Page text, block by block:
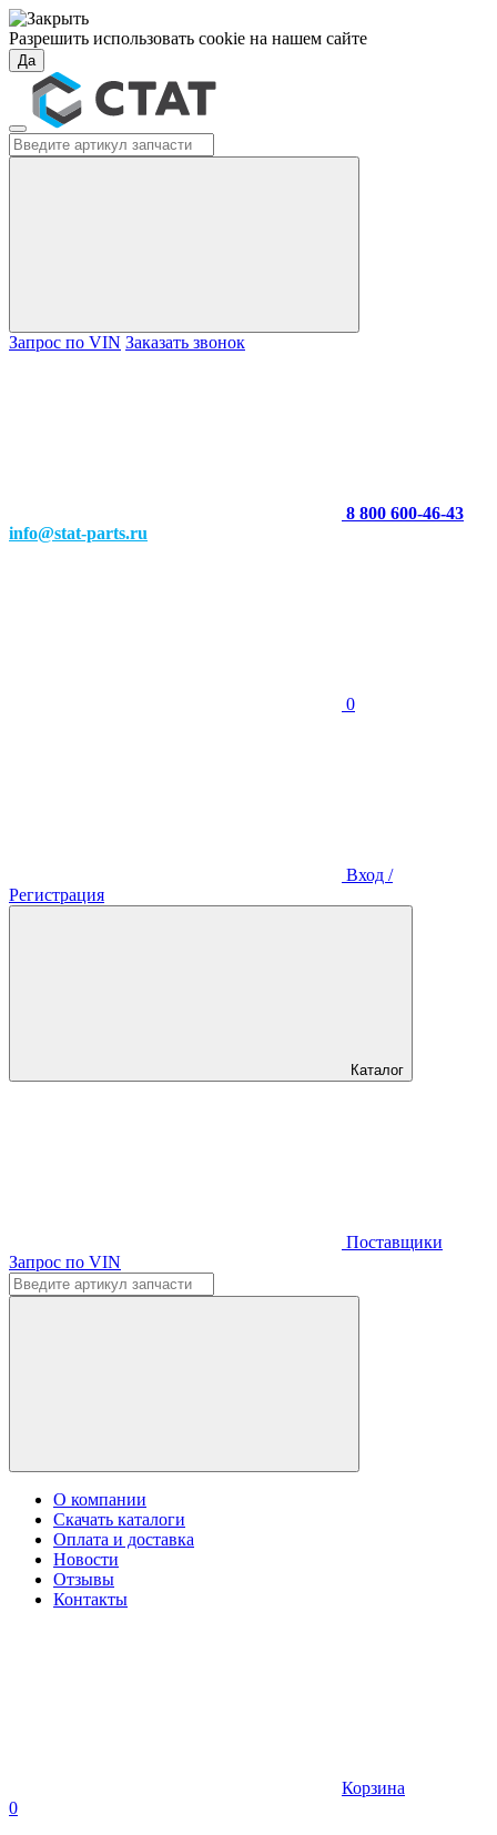
Разрешить использовать cookie на нашем сайте
Да
Запрос по VIN Заказать звонок
8 800 600-46-43
info@stat-parts.ru
0
Вход /
Регистрация
Каталог
Поставщики
Запрос по VIN
О компании
Скачать каталоги
Оплата и доставка
Новости
Отзывы
Контакты
Корзина
0